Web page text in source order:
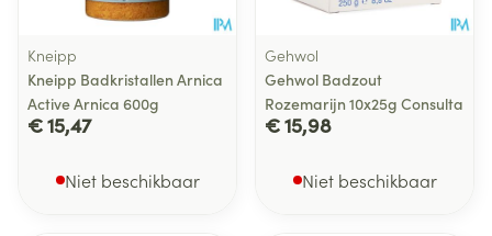
Kneipp
Kneipp Badkristallen Arnica
Active Arnica 600g
€ 15,47
Niet beschikbaar
Gehwol
Gehwol Badzout
Rozemarijn 10x25g Consulta
€ 15,98
Niet beschikbaar